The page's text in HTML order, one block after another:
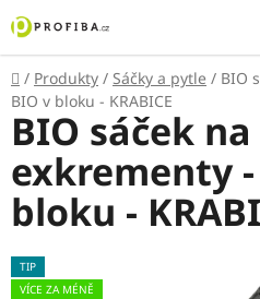
Přejít
na
obsah
Domů
/ Produkty / Sáčky a pytle / BIO
BIO v bloku - KRABICE
BIO sáček
exkrementy
bloku -
TIP
VÍCE ZA MÉNĚ